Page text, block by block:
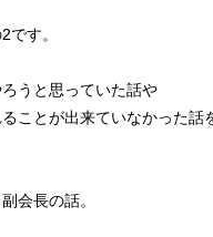
す。
うと思っていた話や
ことが出来ていなかった
会長の話。